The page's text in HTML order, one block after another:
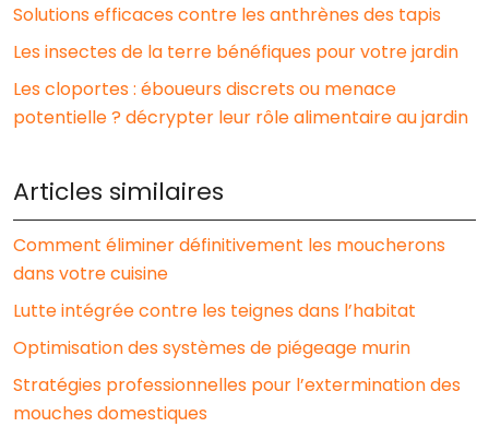
Solutions efficaces contre les anthrènes des tapis
Les insectes de la terre bénéfiques pour votre jardin
Les cloportes : éboueurs discrets ou menace
potentielle ? décrypter leur rôle alimentaire au jardin
Articles similaires
Comment éliminer définitivement les moucherons
dans votre cuisine
Lutte intégrée contre les teignes dans l’habitat
Optimisation des systèmes de piégeage murin
Stratégies professionnelles pour l’extermination des
mouches domestiques